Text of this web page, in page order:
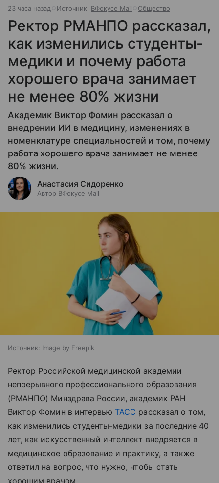
23 часа назад Источник: ВФокусе Mail Общество
Ректор РМАНПО рассказал,
как изменились студенты-
медики и почему работа
хорошего врача занимает
не менее 80% жизни
Академик Виктор Фомин рассказал о
внедрении ИИ в медицину, изменениях в
номенклатуре специальностей и том, почему
работа хорошего врача занимает не менее
80% жизни.
Анастасия Сидоренко
Автор ВФокусе Mail
Источник: Image by Freepik
Ректор Российской медицинской академии
непрерывного профессионального образования
(РМАНПО) Минздрава России, академик РАН
Виктор Фомин в интервью ТАСС рассказал о том,
как изменились студенты-медики за последние 40
лет, как искусственный интеллект внедряется в
медицинское образование и практику, а также
ответил на вопрос, что нужно, чтобы стать
хорошим врачом.